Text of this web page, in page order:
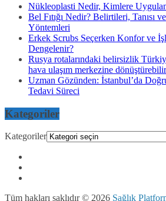
Nükleoplasti Nedir, Kimlere
Bel Fıtığı Nedir? Belirtileri, Tanısı
Yöntemleri
Erkek Scrubs Seçerken Konfor ve
Dengelenir?
Rusya rotalarındaki belirsizlik
hava ulaşım merkezine dönüştürebilir
Uzman Gözünden: İstanbul’da
Tedavi Süreci
Kategoriler
Kategoriler
Tüm hakları saklıdır © 2026 Sağlık